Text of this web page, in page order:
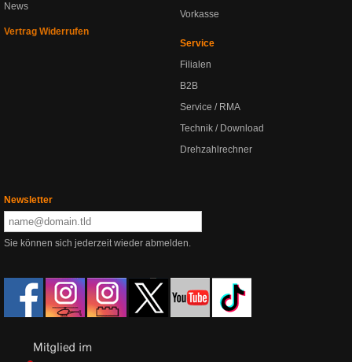
News
Vertrag Widerrufen
Vorkasse
Service
Filialen
B2B
Service / RMA
Technik / Download
Drehzahlrechner
Newsletter
Sie können sich jederzeit wieder abmelden.